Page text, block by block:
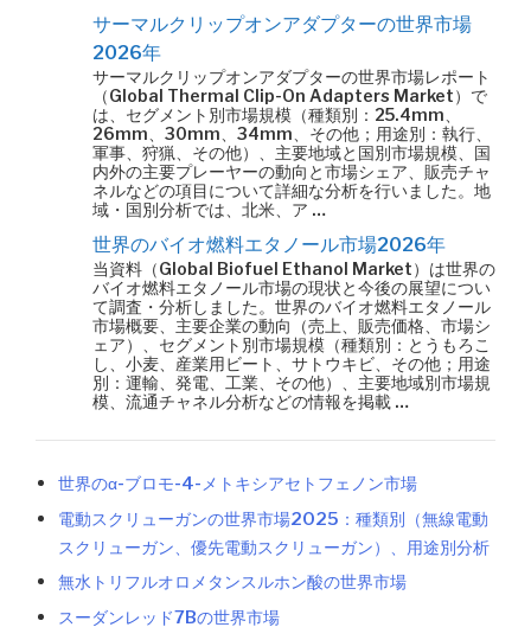
サーマルクリップオンアダプターの世界市場
2026年
サーマルクリップオンアダプターの世界市場レポート
（Global Thermal Clip-On Adapters Market）で
は、セグメント別市場規模（種類別：25.4mm、
26mm、30mm、34mm、その他；用途別：執行、
軍事、狩猟、その他）、主要地域と国別市場規模、国
内外の主要プレーヤーの動向と市場シェア、販売チャ
ネルなどの項目について詳細な分析を行いました。地
域・国別分析では、北米、ア …
世界のバイオ燃料エタノール市場2026年
当資料（Global Biofuel Ethanol Market）は世界の
バイオ燃料エタノール市場の現状と今後の展望につい
て調査・分析しました。世界のバイオ燃料エタノール
市場概要、主要企業の動向（売上、販売価格、市場シ
ェア）、セグメント別市場規模（種類別：とうもろこ
し、小麦、産業用ビート、サトウキビ、その他；用途
別：運輸、発電、工業、その他）、主要地域別市場規
模、流通チャネル分析などの情報を掲載 …
世界のα-ブロモ-4-メトキシアセトフェノン市場
電動スクリューガンの世界市場2025：種類別（無線電動
スクリューガン、優先電動スクリューガン）、用途別分析
無水トリフルオロメタンスルホン酸の世界市場
スーダンレッド7Bの世界市場